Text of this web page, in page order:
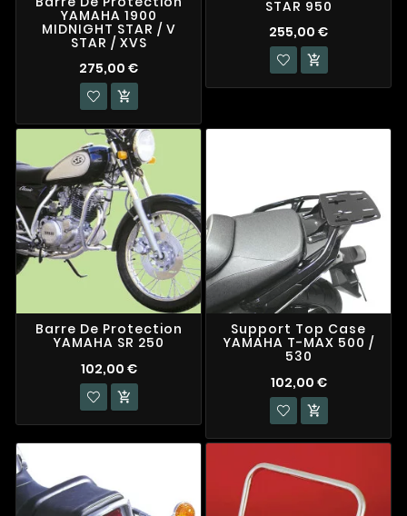
YAMAHA 1900
MIDNIGHT STAR / V
STAR / XVS
275,00 €

STAR 950
255,00 €

Barre De Protection
YAMAHA SR 250
102,00 €

Support Top Case
YAMAHA T-MAX 500 /
530
102,00 €
